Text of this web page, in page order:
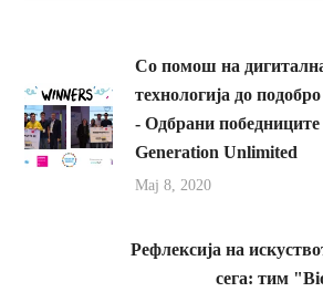
Со помош на
технологија до
- Одбрани победниците
Generation Unlimited
Мај 8, 2020
Рефлексија на
сега: тим